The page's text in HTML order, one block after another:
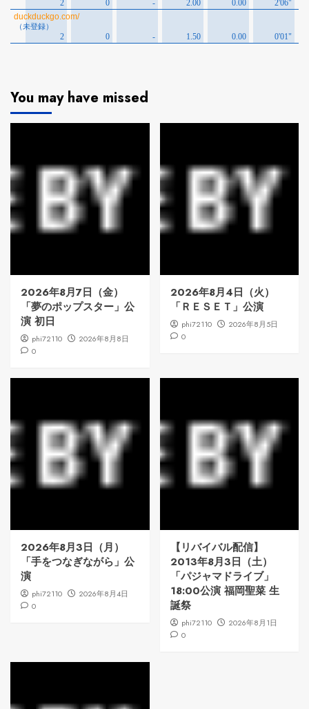
You may have missed
2026年8月7日（金）
「夢のポップスター」公
演 初日
phi72110
2026年8月8日
0
2026年8月4日（火）
「ＲＥＳＥＴ」公演
phi72110
2026年8月5日
0
2026年8月3日（月）
「手をつなぎながら」公
演
phi72110
2026年8月4日
0
【リバイバル配信】
2013年8月3日（土）
「パジャマドライブ」
18:00公演 福岡聖菜 生
誕祭
phi72110
2026年8月1日
0